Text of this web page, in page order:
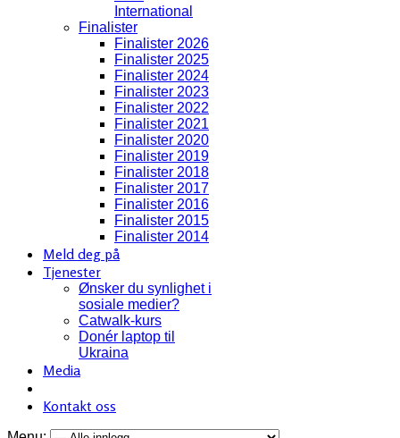
International
Finalister
Finalister 2026
Finalister 2025
Finalister 2024
Finalister 2023
Finalister 2022
Finalister 2021
Finalister 2020
Finalister 2019
Finalister 2018
Finalister 2017
Finalister 2016
Finalister 2015
Finalister 2014
Meld deg på
Tjenester
Ønsker du synlighet i
sosiale medier?
Catwalk-kurs
Donér laptop til
Ukraina
Media
Kontakt oss